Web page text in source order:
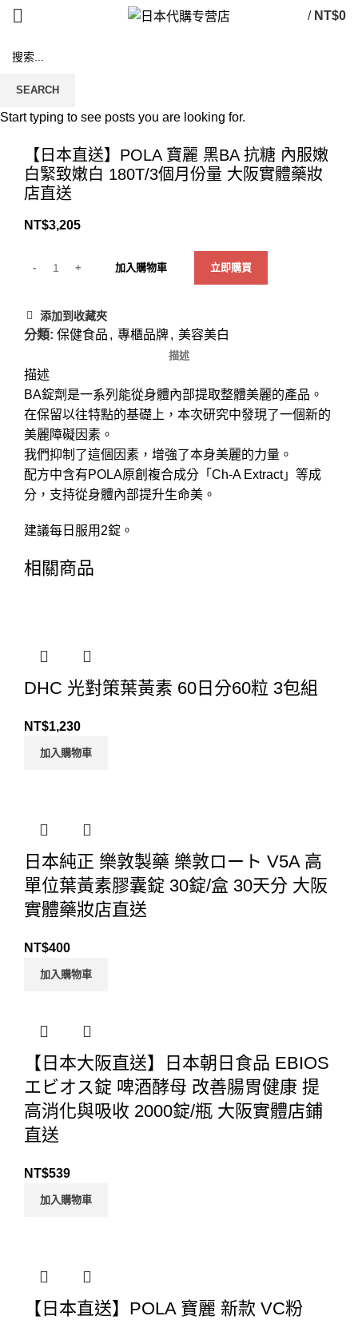
/ NT$0
【日本直送】POLA 寶麗 黑BA 抗糖 內服嫩
白緊致嫩白 180T/3個月份量 大阪實體藥妝
店直送
NT$3,205
加入購物車 立即購買
添加到收藏夾
分類: 保健食品 , 專櫃品牌, 美容美白
描述
描述
BA錠劑是一系列能從身體內部提取整體美麗的產品。
在保留以往特點的基礎上，本次研究中發現了一個新的
美麗障礙因素。
我們抑制了這個因素，增強了本身美麗的力量。
配方中含有POLA原創複合成分「Ch-A Extract」等成
分，支持從身體內部提升生命美。
建議每日服用2錠。
相關商品
DHC 光對策葉黃素 60日分60粒 3包組
NT$1,230
加入購物車
日本純正 樂敦製藥 樂敦ロート V5A 高
單位葉黃素膠囊錠 30錠/盒 30天分 大阪
實體藥妝店直送
NT$400
加入購物車
【日本大阪直送】日本朝日食品 EBIOS
エビオス錠 啤酒酵母 改善腸胃健康 提
高消化與吸收 2000錠/瓶 大阪實體店鋪
直送
NT$539
加入購物車
【日本直送】POLA 寶麗 新款 VC粉
SEARCH
Start typing to see posts you are looking for.